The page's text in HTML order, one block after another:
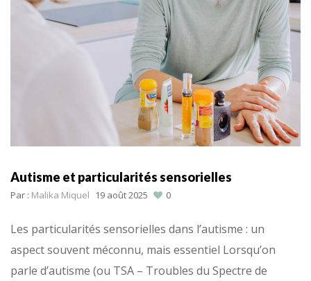
Autisme et particularités sensorielles
Par : Malika Miquel 19 août 2025 0
Les particularités sensorielles dans l’autisme : un
aspect souvent méconnu, mais essentiel Lorsqu’on
parle d’autisme (ou TSA – Troubles du Spectre de